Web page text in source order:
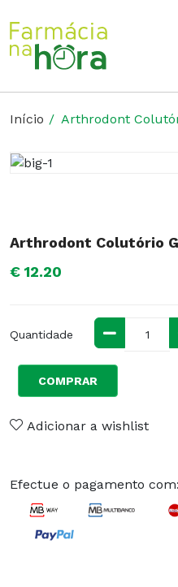
Início Arthrodont
Arthrodont Colutório
€ 12.20
Quantidade
COMPRAR
Adicionar a wishlist
Efectue o pagamento com: